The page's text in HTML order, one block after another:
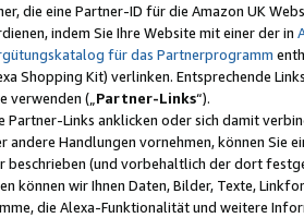
die eine Partner-ID für die Amazon UK
indem Sie Ihre Website mit einer der in
für das Partnerprogramm
Shopping Kit) verlinken. Entsprechende
verwenden („ Partner-Links“).
Partner-Links anklicken oder sich damit
andere Handlungen vornehmen, können Sie
beschrieben (und vorbehaltlich der dort
können wir Ihnen Daten, Bilder, Texte,
die Alexa-Funktionalität und weitere